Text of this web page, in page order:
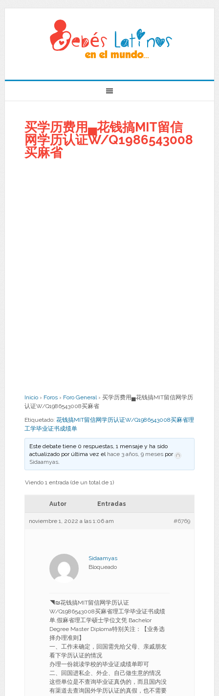
买学历费用▄花钱搞MIT留信
网学历认证W/Q1986543008
买麻省
Inicio › Foros › Foro General › 买学历费用▄花钱搞MIT留信网学历
认证W/Q1986543008买麻省
Etiquetado: 花钱搞MIT留信网学历认证W/Q1986543008买麻省理
工学毕业证书成绩单
Este debate tiene 0 respuestas, 1 mensaje y ha sido
actualizado por última vez el hace 3 años, 9 meses por
Sidaamyas.
Viendo 1 entrada (de un total de 1)
Autor Entradas
noviembre 1, 2022 a las 1:06 am #6769
Sidaamyas
Bloqueado
◥₪花钱搞MIT留信网学历认证
W/Q1986543008买麻省理工学毕业证书成绩
单,假麻省理工学硕士学位文凭 Bachelor
Degree Master Diploma特别关注：【业务选
择办理准则】
一、工作未确定，回国需先给父母、亲戚朋友
看下学历认证的情况
办理一份就读学校的毕业证成绩单即可
二、回国进私企、外企、自己做生意的情况
这些单位是不查询毕业证真伪的，而且国内没
有渠道去查询国外学历认证的真假，也不需要